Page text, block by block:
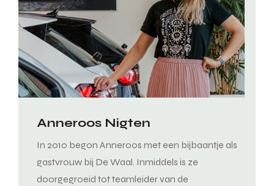
Anneroos Nigten
In 2010 begon Anneroos met een bijbaantje als
gastvrouw bij De Waal. Inmiddels is ze
doorgegroeid tot teamleider van de